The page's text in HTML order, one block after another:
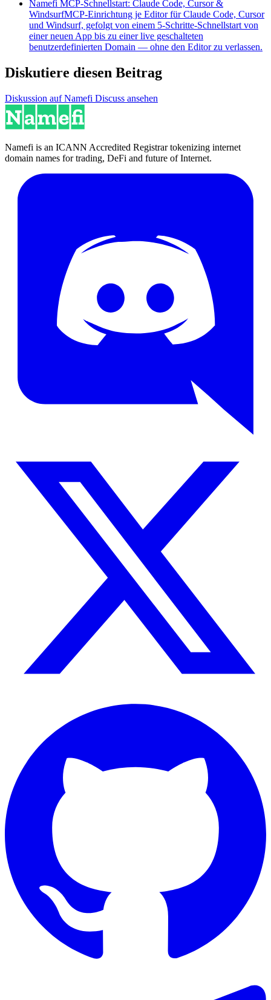
Namefi MCP-Schnellstart: Claude Code, Cursor &
WindsurfMCP-Einrichtung je Editor für Claude Code, Cursor
und Windsurf, gefolgt von einem 5-Schritte-Schnellstart von
einer neuen App bis zu einer live geschalteten
benutzerdefinierten Domain — ohne den Editor zu verlassen.
Diskutiere diesen Beitrag
Diskussion auf Namefi Discuss ansehen
Namefi is an ICANN Accredited Registrar tokenizing internet
domain names for trading, DeFi and future of Internet.